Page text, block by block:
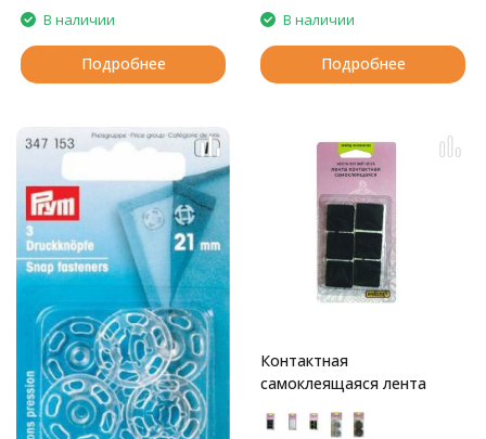
В наличии
Подробнее
В наличии
Подробнее
Контактная
самоклеящаяся лента